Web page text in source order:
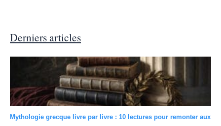
Derniers articles
Mythologie grecque livre par livre : 10 lectures pour remonter aux